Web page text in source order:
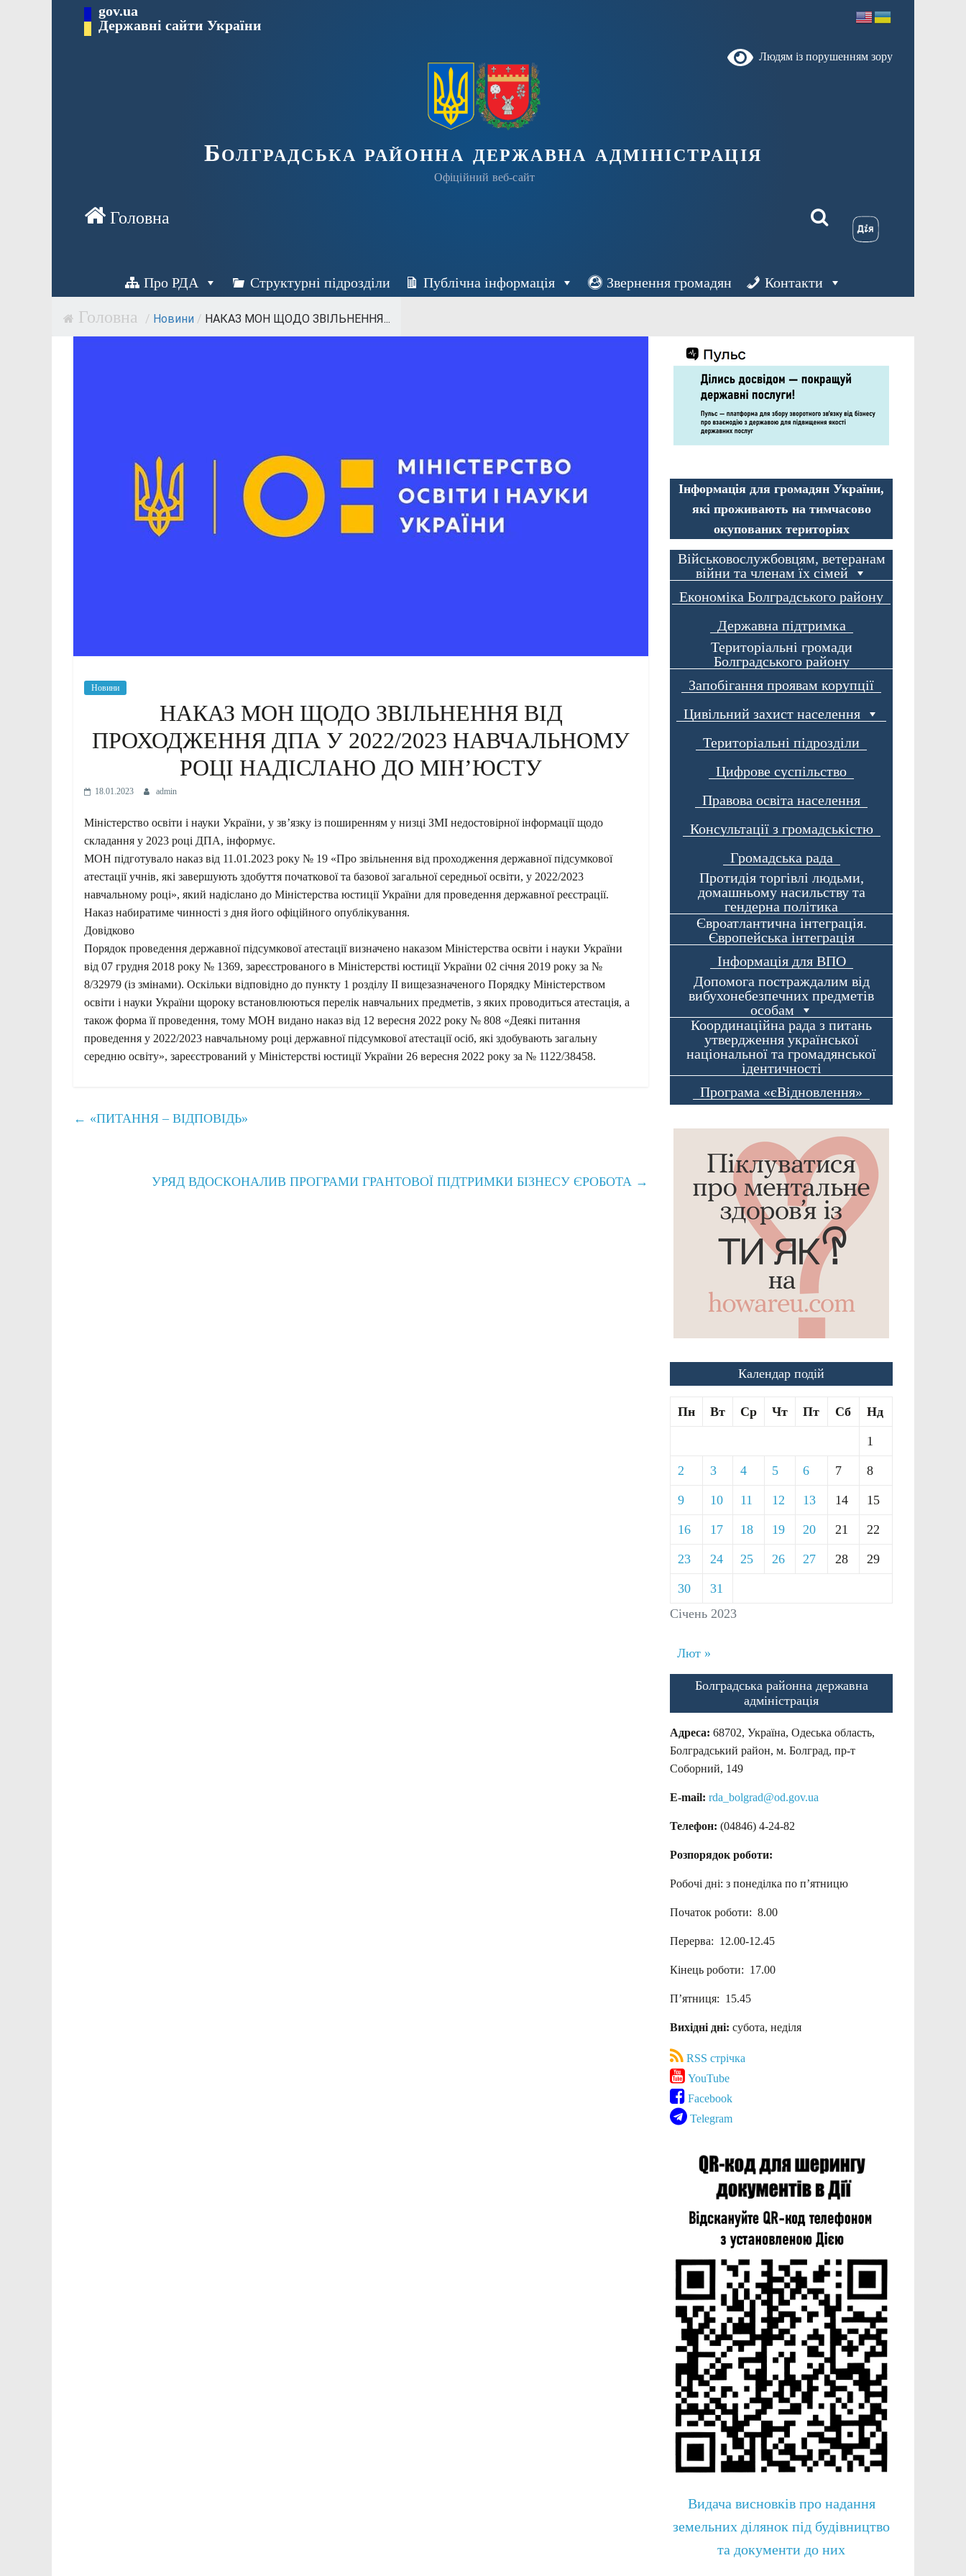
Перейти gov.ua
Державні сайти України
Людям із порушенням зору
Болградська районна державна адміністрація
Офіційний веб-сайт
Про РДА Структурні підрозділи Публічна інформація Звернення громадян Контакти
/ Новини / НАКАЗ МОН ЩОДО ЗВІЛЬНЕННЯ...
Новини
НАКАЗ МОН ЩОДО ЗВІЛЬНЕННЯ ВІД
ПРОХОДЖЕННЯ ДПА У 2022/2023 НАВЧАЛЬНОМУ
РОЦІ НАДІСЛАНО ДО МІН’ЮСТУ
18.01.2023 admin
Міністерство освіти і науки України, у зв’язку із поширенням у низці ЗМІ недостовірної інформації щодо
складання у 2023 році ДПА, інформує.
МОН підготувало наказ від 11.01.2023 року № 19 «Про звільнення від проходження державної підсумкової
атестації учнів, які завершують здобуття початкової та базової загальної середньої освіти, у 2022/2023
навчальному році», який надіслано до Міністерства юстиції України для проведення державної реєстрації.
Наказ набиратиме чинності з дня його офіційного опублікування.
Довідково
Порядок проведення державної підсумкової атестації визначено наказом Міністерства освіти і науки України
від 07 грудня 2018 року № 1369, зареєстрованого в Міністерстві юстиції України 02 січня 2019 року за №
8/32979 (із змінами). Оскільки відповідно до пункту 1 розділу II вищезазначеного Порядку Міністерством
освіти і науки України щороку встановлюються перелік навчальних предметів, з яких проводиться атестація, а
також форма її проведення, тому МОН видано наказ від 12 вересня 2022 року № 808 «Деякі питання
проведення у 2022/2023 навчальному році державної підсумкової атестації осіб, які здобувають загальну
середню освіту», зареєстрований у Міністерстві юстиції України 26 вересня 2022 року за № 1122/38458.
← «ПИТАННЯ – ВІДПОВІДЬ»
УРЯД ВДОСКОНАЛИВ ПРОГРАМИ ГРАНТОВОЇ ПІДТРИМКИ БІЗНЕСУ ЄРОБОТА →
Інформація для громадян України,
які проживають на тимчасово
окупованих територіях
Військовослужбовцям, ветеранам
війни та членам їх сімей
Економіка Болградського району
Державна підтримка
Територіальні громади
Болградського району
Запобігання проявам корупції
Цивільний захист населення
Територіальні підрозділи
Цифрове суспільство
Правова освіта населення
Консультації з громадськістю
Громадська рада
Протидія торгівлі людьми,
домашньому насильству та
гендерна політика
Євроатлантична інтеграція.
Європейська інтеграція
Інформація для ВПО
Допомога постраждалим від
вибухонебезпечних предметів
особам
Координаційна рада з питань
утвердження української
національної та громадянської
ідентичності
Програма «єВідновлення»
Календар подій
Січень 2023
Пн Вт Ср Чт Пт Сб Нд
1
2 3 4 5 6 7 8
9 10 11 12 13 14 15
16 17 18 19 20 21 22
23 24 25 26 27 28 29
30 31
Лют »
Болградська районна державна
адміністрація
Адреса: 68702, Україна, Одеська область,
Болградський район, м. Болград, пр-т
Соборний, 149
E-mail: rda_bolgrad@od.gov.ua
Телефон: (04846) 4-24-82
Розпорядок роботи:
Робочі дні: з понеділка по п’ятницю
Початок роботи: 8.00
Перерва: 12.00-12.45
Кінець роботи: 17.00
П’ятниця: 15.45
Вихідні дні: субота, неділя
RSS стрічка
YouTube
Facebook
Telegram
Видача висновків про надання
земельних ділянок під будівництво
та документи до них